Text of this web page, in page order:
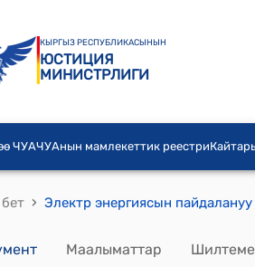
КЫРГЫЗ РЕСПУБЛИКАСЫНЫН
ЮСТИЦИЯ
МИНИСТРЛИГИ
ЧУАЧУАнын мамлекеттик реестри
›
Маалыматтар